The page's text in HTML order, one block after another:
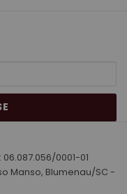
0001-01
Manso, Blumenau/SC -